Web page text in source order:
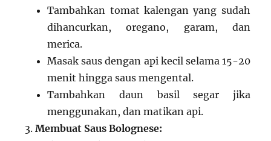
Tambahkan tomat kalengan yang sudah
dihancurkan, oregano, garam, dan
merica.
Masak saus dengan api kecil selama 15-20
menit hingga saus mengental.
Tambahkan daun basil segar jika
menggunakan, dan matikan api.
Membuat Saus Bolognese: